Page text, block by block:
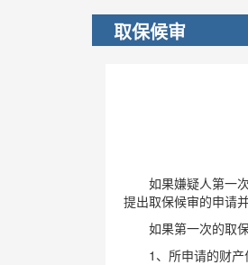
取保候审
如果嫌疑人第一次
提出取保候审的申请
如果第一次的取保
1、所申请的财产